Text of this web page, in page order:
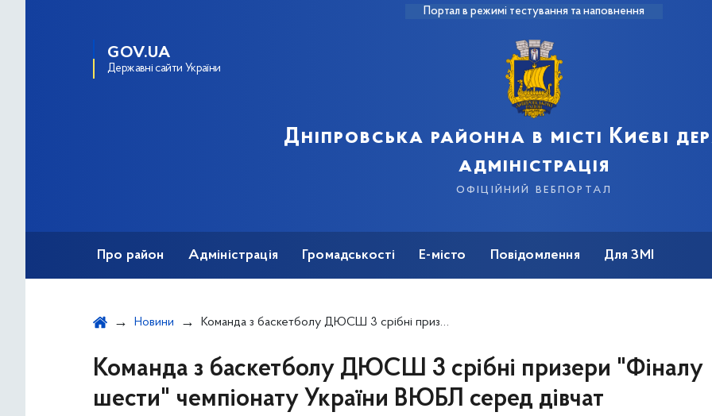
Портал в режимі тестування та наповнення
GOV.UA
Державні сайти України
Дніпровська районна в місті Києві
адміністрація
офіційний вебпортал
Про район Адміністрація Громадськості Е-місто Повідомлення Для ЗМІ
Новини Команда з баскетболу ДЮСШ 3 срібні призери "Фіналу шести" чемпіонату України ВЮБЛ серед дівчат
Команда з баскетболу ДЮСШ 3 срібні призери "Фіналу
шести" чемпіонату України ВЮБЛ серед дівчат